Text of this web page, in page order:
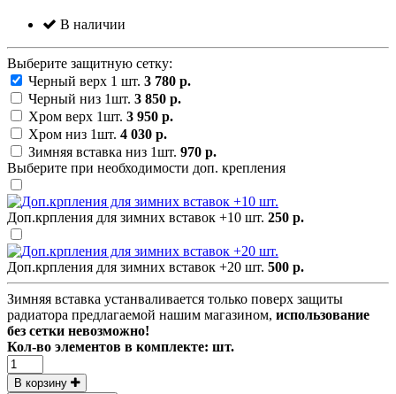
В наличии
Выберите защитную сетку:
Черный верх 1 шт. 3 780 р.
Черный низ 1шт. 3 850 р.
Хром верх 1шт. 3 950 р.
Хром низ 1шт. 4 030 р.
Зимняя вставка низ 1шт. 970 р.
Выберите при необходимости доп. крепления
Доп.крпления для зимних вставок +10 шт. 250 р.
Доп.крпления для зимних вставок +20 шт. 500 р.
Зимняя вставка устанваливается только поверх защиты
радиатора предлагаемой нашим магазином, использование
без сетки невозможно!
Кол-во элементов в комплекте: шт.
В корзину